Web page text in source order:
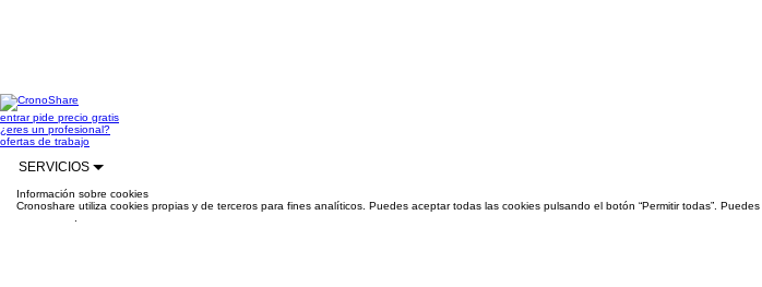
entrarpide precio gratis
¿eres un profesional?
ofertas de trabajo
SERVICIOS
Información sobre cookies
Cronoshare utiliza cookies propias y de terceros para fines analíticos. Puedes aceptar todas las cookies pulsando el botón “Permitir todas”. Puedes